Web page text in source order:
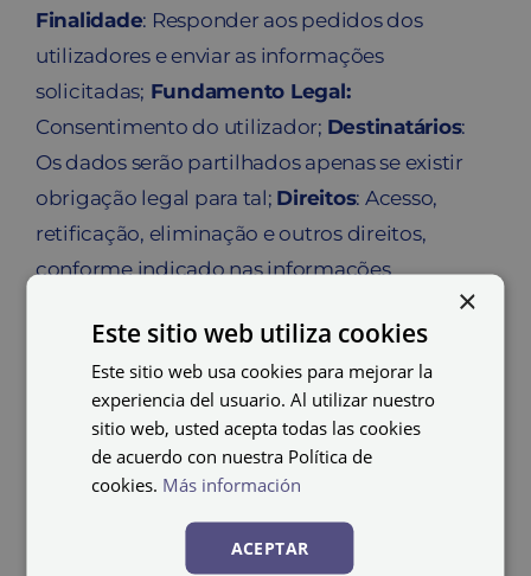
Finalidade: Responder aos pedidos dos
utilizadores e enviar as informações
solicitadas; Fundamento Legal:
Consentimento do utilizador; Destinatários:
Os dados serão partilhados apenas se existir
obrigação legal para tal; Direitos: Acesso,
retificação, eliminação e outros direitos,
conforme indicado nas informações
consultar a informação completa sobre
Proteção de Dados na nossaPolítica de
Privacidade.
×
Este sitio web utiliza cookies
Este sitio web usa cookies para mejorar la
experiencia del usuario. Al utilizar nuestro
sitio web, usted acepta todas las cookies
de acuerdo con nuestra Política de
cookies. Más información
ACEPTAR